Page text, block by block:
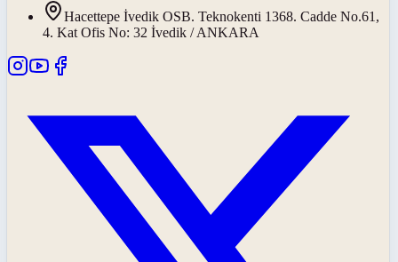
Hacettepe İvedik OSB. Teknokenti 1368. Cadde No.61,
4. Kat Ofis No: 32 İvedik / ANKARA